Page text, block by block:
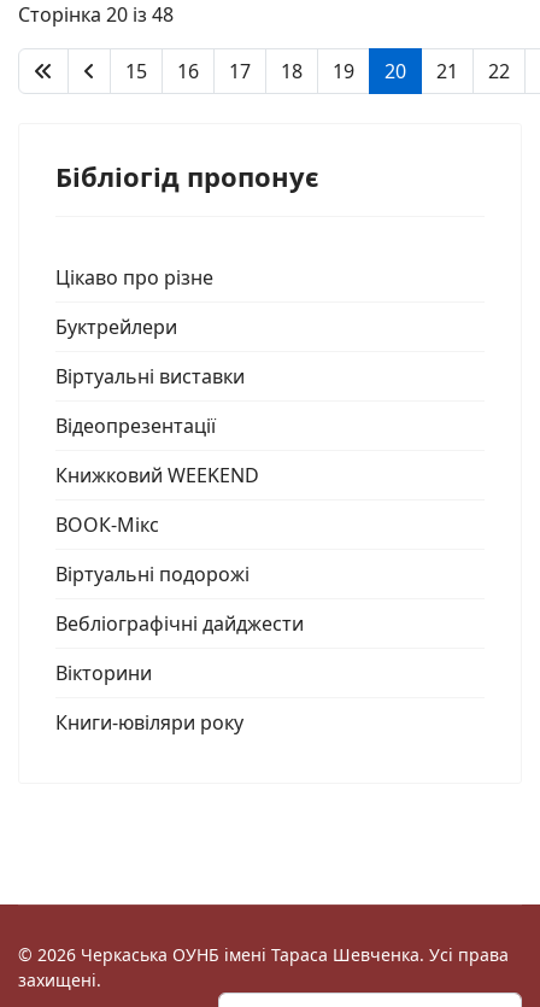
Сторінка 20 із 48
15 16 17 18 19 20 21 22
Бібліогід пропонує
Цікаво про різне
Буктрейлери
Віртуальні виставки
Відеопрезентації
Книжковий WEEKEND
ВООК-Мікс
Віртуальні подорожі
Вебліографічні дайджести
Вікторини
Книги-ювіляри року
© 2026 Черкаська ОУНБ імені Тараса Шевченка. Усі права
захищені.